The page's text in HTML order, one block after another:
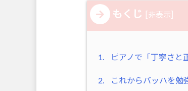
もくじ 非表示
1. ピアノで「丁寧さと
2. これからバッハを勉